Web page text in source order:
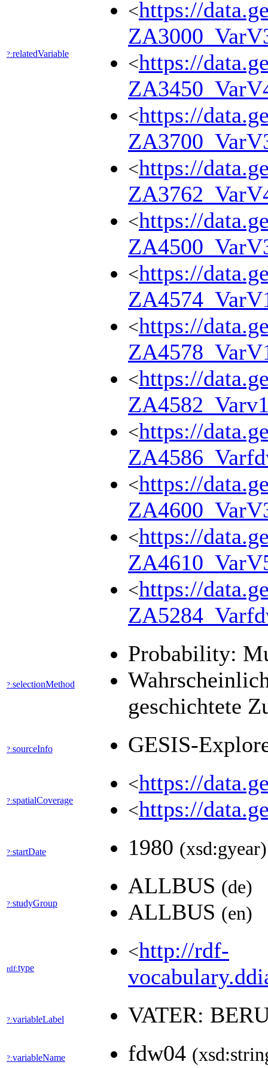
?:relatedVariable
<https://
<https://
<https://
<https://
<https://
<https://
<https://
<https://
<https://
<https://
<https://
<https://
?:selectionMethod
Probability:
geschichtete
?:sourceInfo GESIS-
?:spatialCoverage
<https://
<https://
?:startDate 1980 (xsd:gyear)
?:studyGroup
ALLBUS (de)
ALLBUS (en)
rdf:type
<http://rdf-
?:variableLabel VATER:
?:variableName fdw04